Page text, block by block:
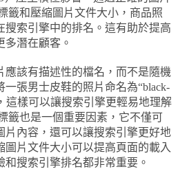
籤和壓縮圖片文件大小，商品照
搜索引擎中的排名。這有助於提高
多潛在顧客。
應該有描述性的檔名，而不是隨機
一張男士皮鞋的照片命名為“black-
，這樣可以讓搜索引擎更輕易地理解
籤也是一個重要因素，它不僅可
片內容，還可以讓搜索引擎更好地
圖片文件大小可以提高頁面的載入
搜索引擎排名都非常重要。